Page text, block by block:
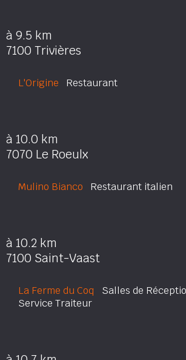
à 9.5 km
7100 Trivières
L'Origine Restaurant
à 10.0 km
7070 Le Roeulx
Mulino Bianco Restaurant italien
à 10.2 km
7100 Saint-Vaast
La Ferme du Coq Salles de
Service Traiteur